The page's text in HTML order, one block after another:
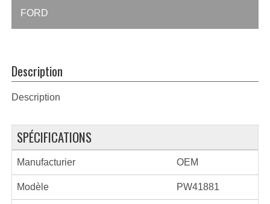
FORD
Description
Description
SPÉCIFICATIONS
Manufacturier OEM
Modèle PW41881